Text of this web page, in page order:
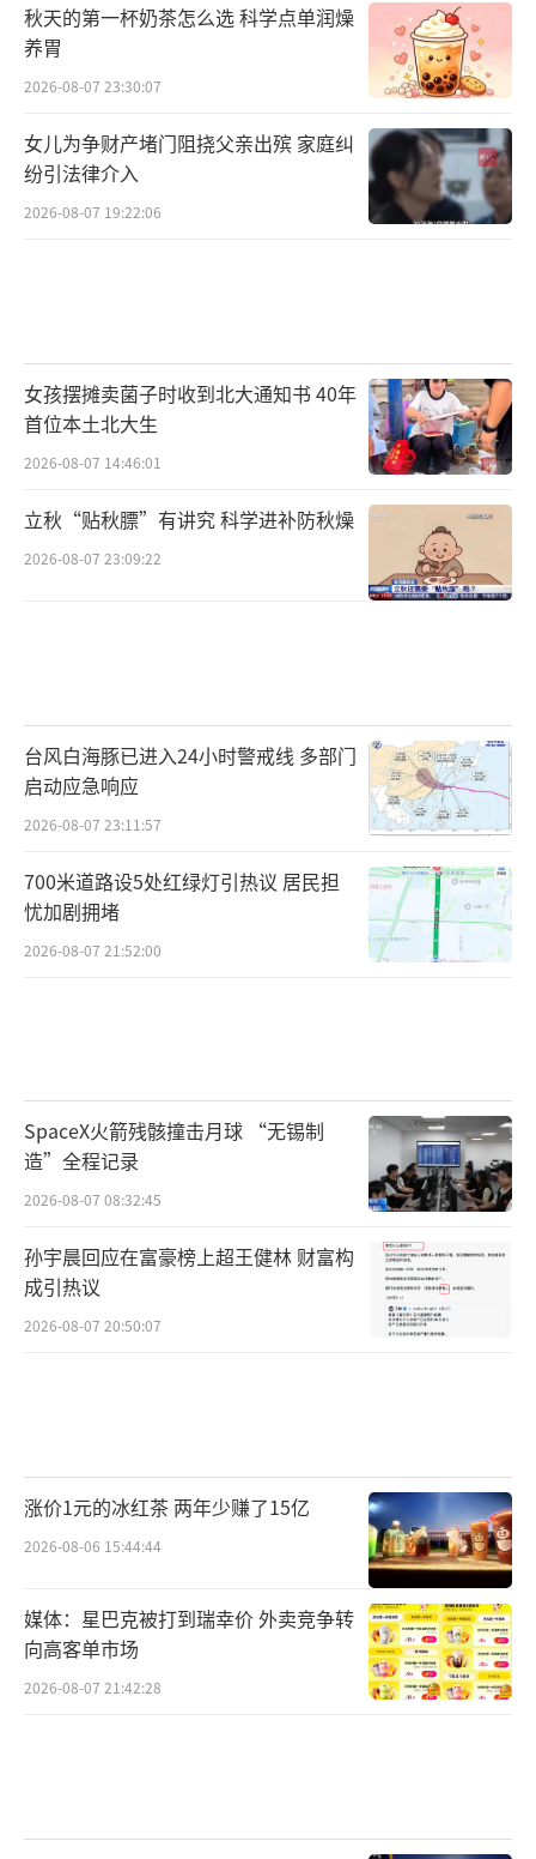
秋天的第一杯奶茶怎么选 科学点单润燥
养胃
2026-08-07 23:30:07
女儿为争财产堵门阻挠父亲出殡 家庭纠
纷引法律介入
2026-08-07 19:22:06
女孩摆摊卖菌子时收到北大通知书 40年
首位本土北大生
2026-08-07 14:46:01
立秋“贴秋膘”有讲究 科学进补防秋燥
2026-08-07 23:09:22
台风白海豚已进入24小时警戒线 多部门
启动应急响应
2026-08-07 23:11:57
700米道路设5处红绿灯引热议 居民担
忧加剧拥堵
2026-08-07 21:52:00
SpaceX火箭残骸撞击月球 “无锡制
造”全程记录
2026-08-07 08:32:45
孙宇晨回应在富豪榜上超王健林 财富构
成引热议
2026-08-07 20:50:07
涨价1元的冰红茶 两年少赚了15亿
2026-08-06 15:44:44
媒体：星巴克被打到瑞幸价 外卖竞争转
向高客单市场
2026-08-07 21:42:28